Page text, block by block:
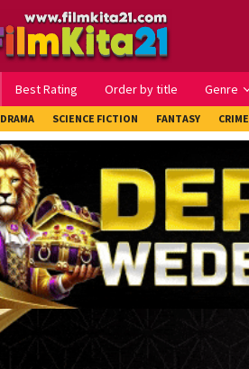
Best Rating Order by title Genre
DRAMA SCIENCE FICTION FANTASY CRIME